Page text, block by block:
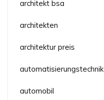
architekt bsa
architekten
architektur preis
automatisierungstechnik
automobil